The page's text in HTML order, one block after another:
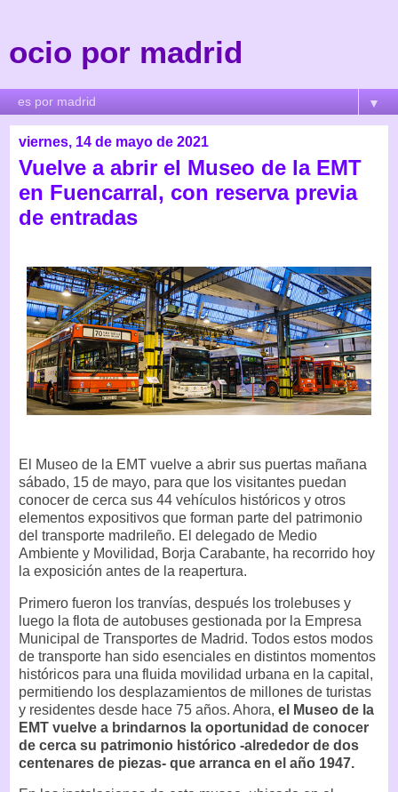
ocio por madrid
▼
viernes, 14 de mayo de 2021
Vuelve a abrir el Museo de la EMT
en Fuencarral, con reserva previa
de entradas
El Museo de la EMT vuelve a abrir sus puertas mañana
sábado, 15 de mayo, para que los visitantes puedan
conocer de cerca sus 44 vehículos históricos y otros
elementos expositivos que forman parte del patrimonio
del transporte madrileño. El delegado de Medio
Ambiente y Movilidad, Borja Carabante, ha recorrido hoy
la exposición antes de la reapertura.
Primero fueron los tranvías, después los trolebuses y
luego la flota de autobuses gestionada por la Empresa
Municipal de Transportes de Madrid. Todos estos modos
de transporte han sido esenciales en distintos momentos
históricos para una fluida movilidad urbana en la capital,
permitiendo los desplazamientos de millones de turistas
y residentes desde hace 75 años. Ahora, el Museo de la
EMT vuelve a brindarnos la oportunidad de conocer
de cerca su patrimonio histórico -alrededor de dos
centenares de piezas- que arranca en el año 1947.